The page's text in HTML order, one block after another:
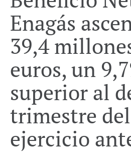
Enagás
39,4
euros, un
superior al
trimestre del
ejercicio